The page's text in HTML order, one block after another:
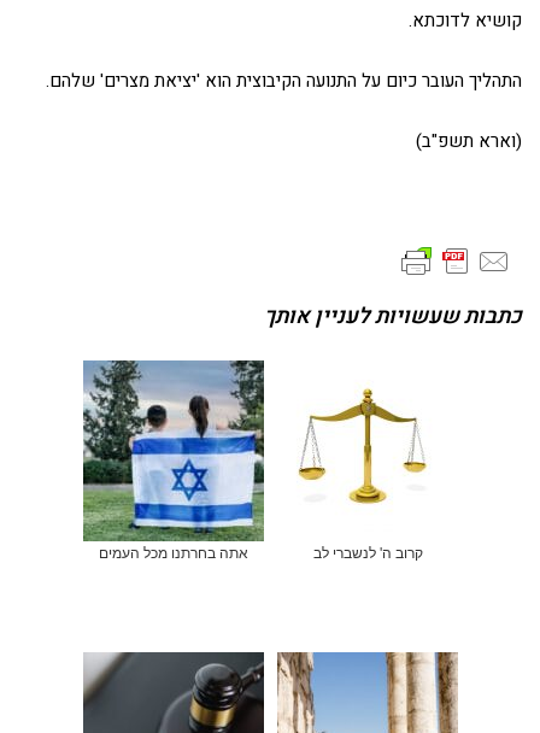
קושיא לדוכתא.
התהליך העובר כיום על התנועה הקיבוצית הוא 'יציאת מצרים' שלהם.
(וארא תשפ"ב)
כתבות שעשויות לעניין אותך
קרוב ה' לנשברי לב אתה בחרתנו מכל העמים